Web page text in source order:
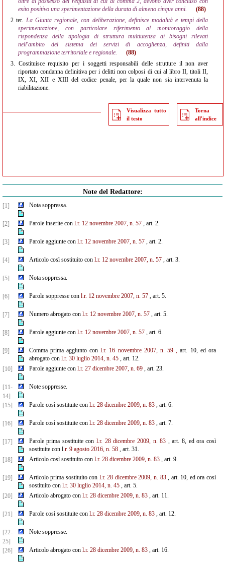
esito positivo una sperimentazione della durata di almeno cinque anni.
(88)
2 ter. La Giunta regionale, con deliberazione, definisce modalità e tempi della
sperimentazione, con particolare riferimento al monitoraggio della
rispondenza della tipologia di struttura multiutenza ai bisogni rilevati
nell'ambito del sistema dei servizi di accoglienza, definiti dalla
programmazione territoriale e regionale.
(88)
3. Costituisce requisito per i soggetti responsabili delle strutture il non aver
riportato condanna definitiva per i delitti non colposi di cui al libro II, titoli II,
IX, XI, XII e XIII del codice penale, per la quale non sia intervenuta la
riabilitazione.
Visualizza tutto
il testo
Torna
all'indice
Note del Redattore:
[1] Nota soppressa.
[2] Parole inserite con l.r. 12 novembre 2007, n. 57, art. 2.
[3] Parole aggiunte con l.r. 12 novembre 2007, n. 57, art. 2.
[4] Articolo così sostituito con l.r. 12 novembre 2007, n. 57, art. 3.
[5] Nota soppressa.
[6] Parole soppresse con l.r. 12 novembre 2007, n. 57, art. 5.
[7] Numero abrogato con l.r. 12 novembre 2007, n. 57, art. 5.
[8] Parole aggiunte con l.r. 12 novembre 2007, n. 57, art. 6.
[9] Comma prima aggiunto conl.r. 16 novembre 2007, n. 59 , art. 10, ed ora
abrogato con l.r. 30 luglio 2014, n. 45, art. 12.
[10]
Parole aggiunte con l.r. 27 dicembre 2007, n. 69, art. 23.
[11-
14]
Note soppresse.
[15] Parole così sostituite con l.r. 28 dicembre 2009, n. 83, art. 6.
[16] Parole così sostituite con l.r. 28 dicembre 2009, n. 83, art. 7.
[17] Parole prima sostituite conl.r. 28 dicembre 2009, n. 83 , art. 8, ed ora così
sostituite con l.r. 9 agosto 2016, n. 58, art. 31.
[18]
Articolo così sostituito con l.r. 28 dicembre 2009, n. 83, art. 9.
[19] Articolo prima sostituito con l.r. 28 dicembre 2009, n. 83, art. 10, ed ora così
sostituito con l.r. 30 luglio 2014, n. 45, art. 5.
[20]
Articolo abrogato con l.r. 28 dicembre 2009, n. 83, art. 11.
[21] Parole così sostituite con l.r. 28 dicembre 2009, n. 83, art. 12.
[22-
25]
Note soppresse.
[26] Articolo abrogato con l.r. 28 dicembre 2009, n. 83, art. 16.